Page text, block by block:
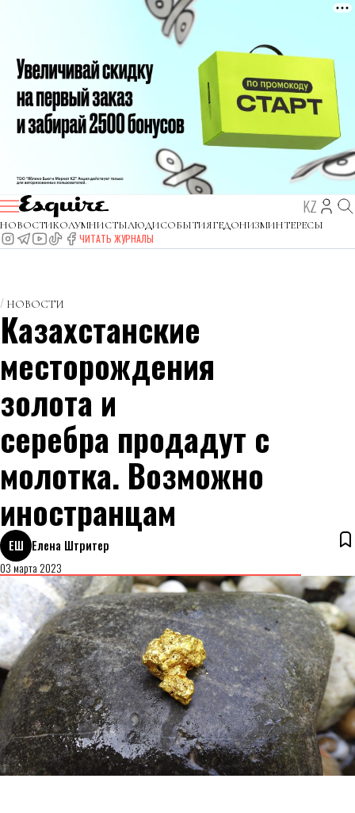
KZ
НОВОСТИКОЛУМНИСТЫЛЮДИСОБЫТИЯГЕДОНИЗМИНТЕРЕСЫ
ЧИТАТЬ ЖУРНАЛЫ
НОВОСТИ
Казахстанские
месторождения
золота и
серебра продадут с
молотка. Возможно
иностранцам
ЕШ Елена Штритер
03 марта 2023